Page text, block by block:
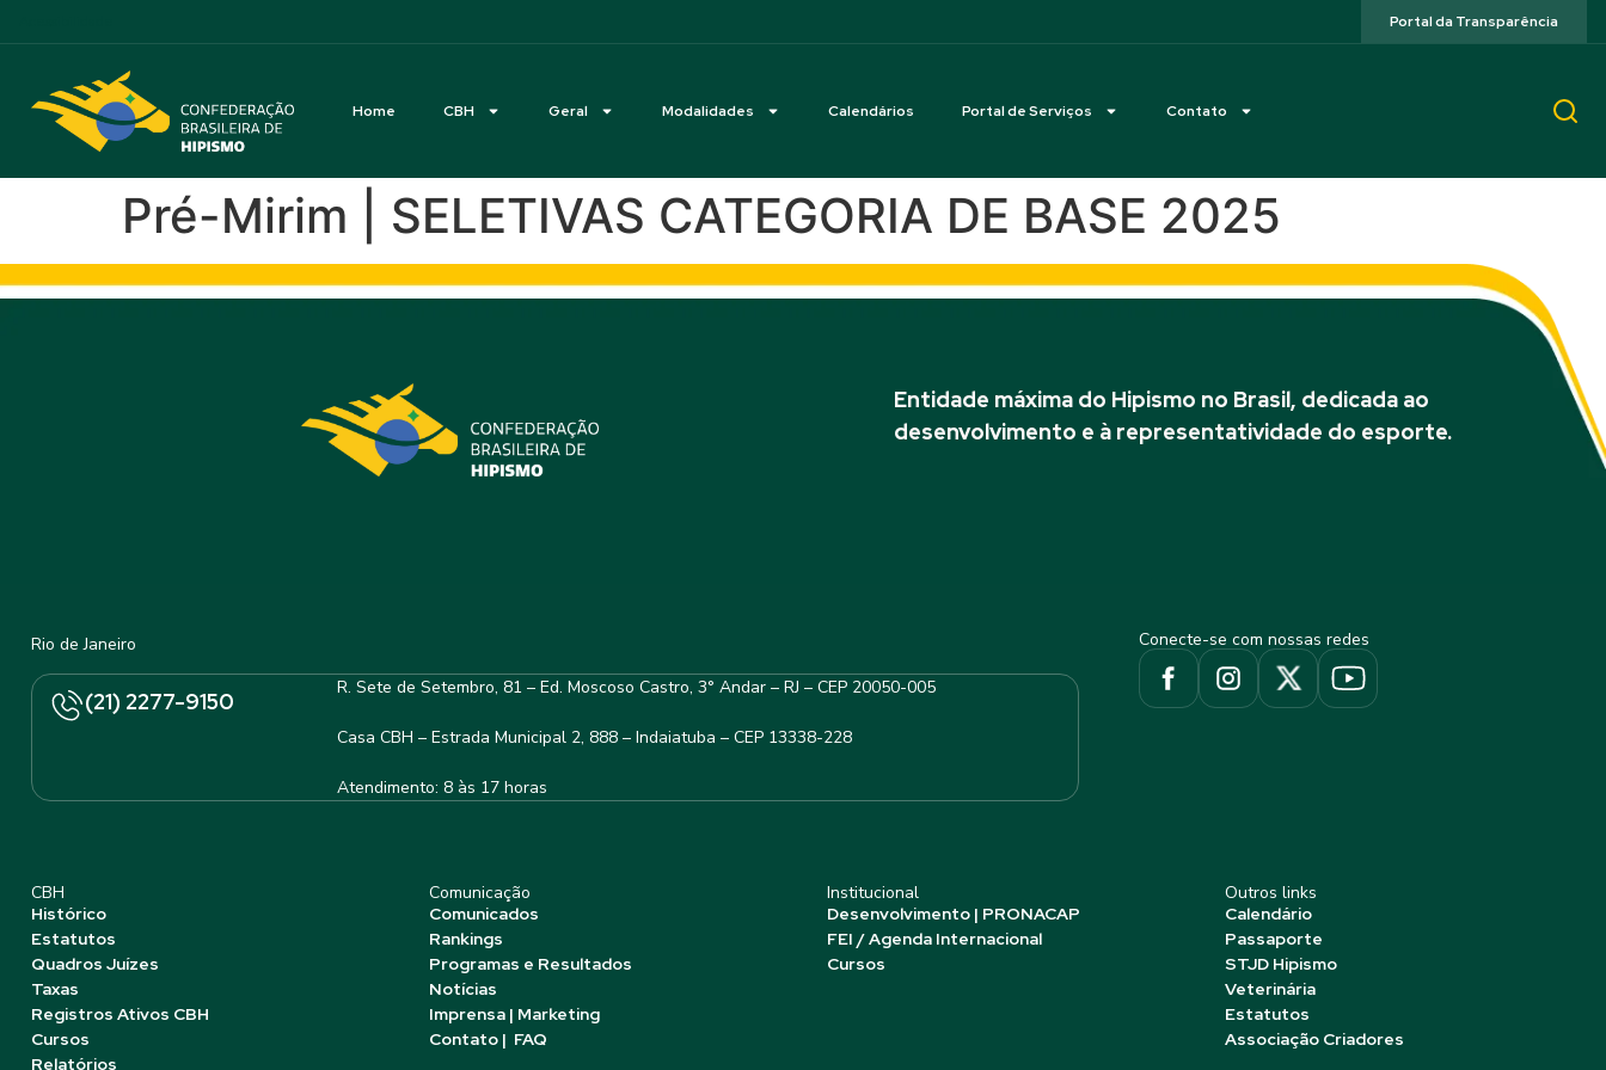
Portal da Transparência
Home CBH Geral Modalidades Calendários Portal de Serviços Contato
Pré-Mirim | SELETIVAS CATEGORIA DE BASE 2025
Entidade máxima do Hipismo no Brasil, dedicada ao
desenvolvimento e à representatividade do esporte.
Rio de Janeiro
(21) 2277-9150
R. Sete de Setembro, 81 – Ed. Moscoso Castro, 3° Andar – RJ – CEP 20050-005
Casa CBH – Estrada Municipal 2, 888 – Indaiatuba – CEP 13338-228
Atendimento: 8 às 17 horas
Conecte-se com nossas redes
CBH
Histórico
Estatutos
Quadros Juízes
Taxas
Registros Ativos CBH
Cursos
Relatórios
Comunicação
Comunicados
Rankings
Programas e Resultados
Notícias
Imprensa | Marketing
Contato | FAQ
Institucional
Desenvolvimento | PRONACAP
FEI / Agenda Internacional
Cursos
Outros links
Calendário
Passaporte
STJD Hipismo
Veterinária
Estatutos
Associação Criadores